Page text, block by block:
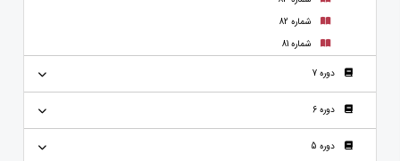
شماره 82
شماره 81
دوره 7
دوره 6
دوره 5